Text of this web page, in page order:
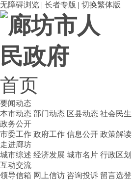
无障碍浏览 | 长者专版 | 切换繁体版
首页
要闻动态
本市动态 部门动态 区县动态 社会民生
政务公开
市委工作 政府工作 信息公开 政策解读
走进廊坊
城市综述 经济发展 城市名片 行政区划
互动交流
领导信箱 网上信访 咨询投诉 留言选登